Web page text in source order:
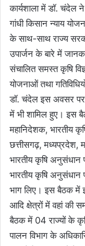
कार्यशाला में डॉ. चंदेल
गांधी किसान न्याय
के साथ-साथ राज्य
उपार्जन के बारे में
संचालित समस्त कृषि
योजनाओं तथा
डॉ. चंदेल इस अवसर पर
में भी शामिल हुए। इस
महानिदेशक, भारतीय
छत्तीसगढ़, मध्यप्रदेश,
भारतीय कृषि
भारतीय कृषि
भाग लिए। इस बैठक में
आदि क्षेत्रों में वहां की
बैठक में 04 राज्यों के
पालन विभाग के